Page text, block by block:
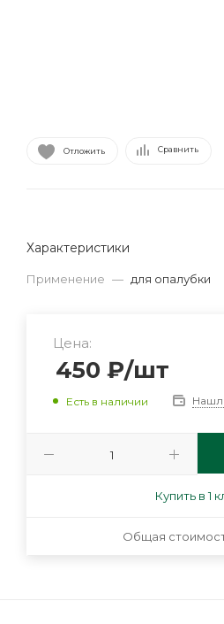
Отложить Сравнить
Характеристики
Применение — для опалубки
Цена:
450 ₽/шт
Есть в наличии
Купить в 1
Общая